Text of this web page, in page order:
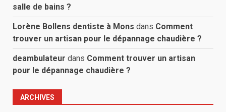
salle de bains ?
Lorène Bollens dentiste à Mons dans Comment
trouver un artisan pour le dépannage chaudière ?
deambulateur dans Comment trouver un artisan
pour le dépannage chaudière ?
ARCHIVES